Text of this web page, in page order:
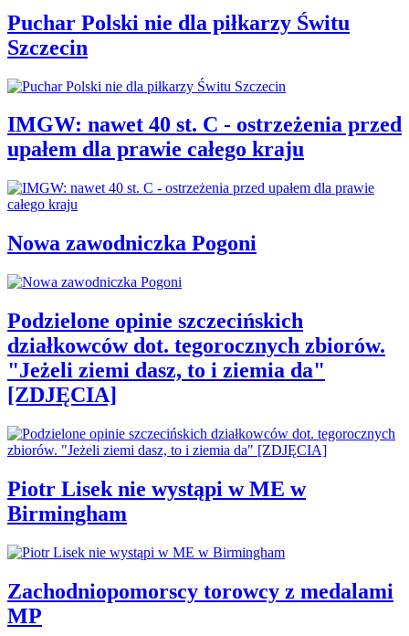
Puchar Polski nie dla piłkarzy Świtu
Szczecin
IMGW: nawet 40 st. C - ostrzeżenia przed
upałem dla prawie całego kraju
Nowa zawodniczka Pogoni
Podzielone opinie szczecińskich
działkowców dot. tegorocznych zbiorów.
"Jeżeli ziemi dasz, to i ziemia da"
[ZDJĘCIA]
Piotr Lisek nie wystąpi w ME w
Birmingham
Zachodniopomorscy torowcy z medalami
MP